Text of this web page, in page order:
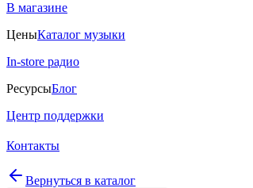
В магазине
ЦеныКаталог музыки
In-store радио
РесурсыБлог
Центр поддержки
Контакты
Вернуться в каталог